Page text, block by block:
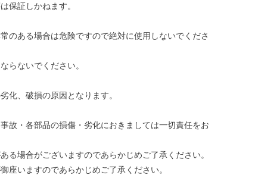
保証しかねます。
のある場合は危険ですので絶対に使用しないでくださ
らないでください。
化、破損の原因となります。
故・各部品の損傷・劣化におきましては一切責任をお
場合がございますのであらかじめご了承ください。
座いますのであらかじめご了承ください。